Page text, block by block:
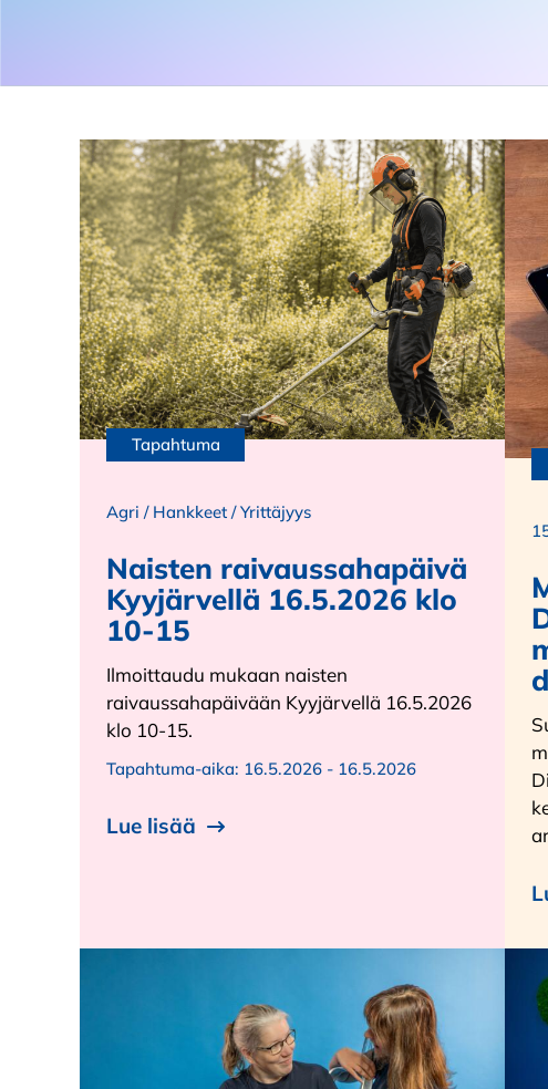
Tapahtuma
Agri / Hankkeet /Yrittäjyys
Naisten raivaussahapäivä
Kyyjärvellä 16.5.2026 klo
10-15
Ilmoittaudu mukaan naisten
raivaussahapäivään Kyyjärvellä 16.5.2026
klo 10-15.
Tapahtuma-aika: 16.5.2026 - 16.5.2026
Lue lisää